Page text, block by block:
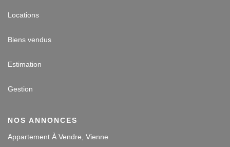
Locations
Biens vendus
Estimation
Gestion
NOS ANNONCES
Appartement À Vendre, Vienne